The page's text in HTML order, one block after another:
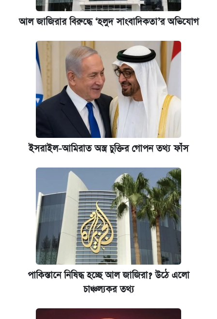
আল জাজিরার বিরুদ্ধে ‘হলুদ সাংবাদিকতা’র অভিযোগ
ইসরাইল-আমিরাত অস্ত্র চুক্তির গোপন তথ্য ফাঁস
পাকিস্তানে নিষিদ্ধ হচ্ছে আল জাজিরা? উঠে এলো
চাঞ্চল্যকর তথ্য